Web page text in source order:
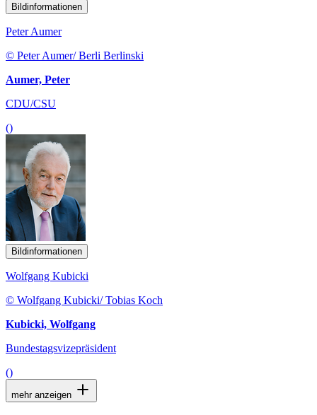
Bildinformationen
Peter Aumer
© Peter Aumer/ Berli Berlinski
Aumer, Peter
CDU/CSU
()
Bildinformationen
Wolfgang Kubicki
© Wolfgang Kubicki/ Tobias Koch
Kubicki, Wolfgang
Bundestagsvizepräsident
()
mehr anzeigen